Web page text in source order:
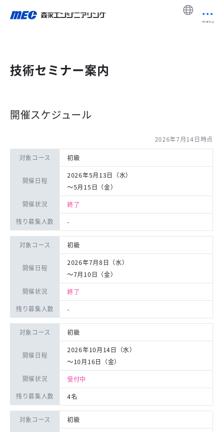
技術セミナー案内
開催スケジュール
2026年7月14日時点
対象コース 初級
開催日程
2026年5月13日（水）
〜5月15日（金）
開催状況
終了
残り募集人数
-
対象コース 初級
開催日程
2026年7月8日（水）
〜7月10日（金）
開催状況
終了
残り募集人数
-
対象コース 初級
開催日程
2026年10月14日（水）
〜10月16日（金）
開催状況
受付中
残り募集人数
4名
対象コース 初級
menu